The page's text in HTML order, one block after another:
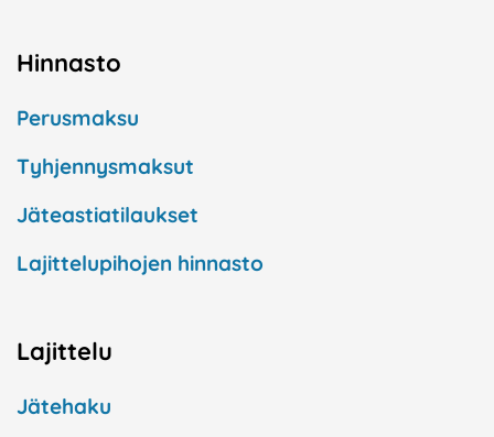
Hinnasto
Perusmaksu
Tyhjennysmaksut
Jäteastiatilaukset
Lajittelupihojen hinnasto
Lajittelu
Jätehaku